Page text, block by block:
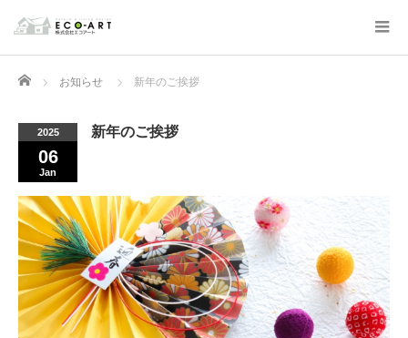
Home お知らせ 新年のご挨拶
2025
06
Jan
新年のご挨拶